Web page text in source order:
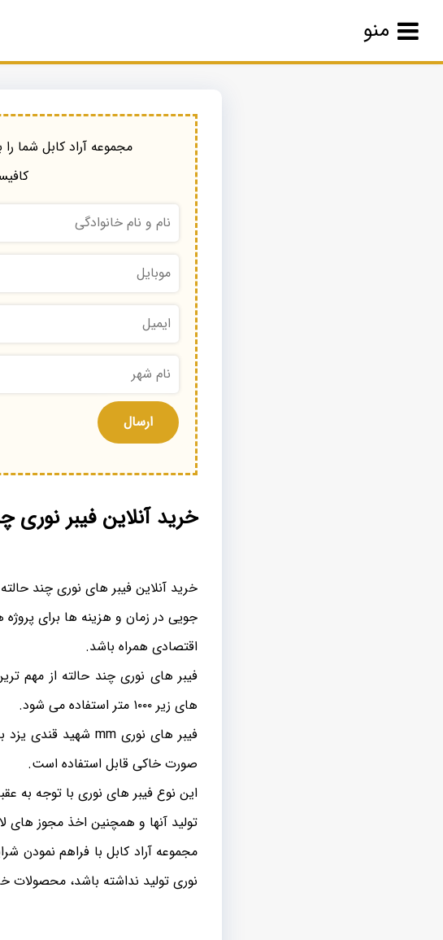
منو
مجموعه آراد کابل شما
خرید آنلاین فیبر نوری
خرید آنلاین فیبر های نوری چند
جویی در زمان و هزینه ها برای
اقتصادی همراه باشد.
فیبر های نوری چند حالته از مهم
های زیر ۱۰۰۰ متر استفاده می شود.
صورت خاکی قابل استفاده است.
این نوع فیبر های نوری با توجه به
تولید آنها و همچنین اخذ مجوز های
مجموعه آراد کابل با فراهم نمودن
نوری تولید نداشته باشد، محصولات